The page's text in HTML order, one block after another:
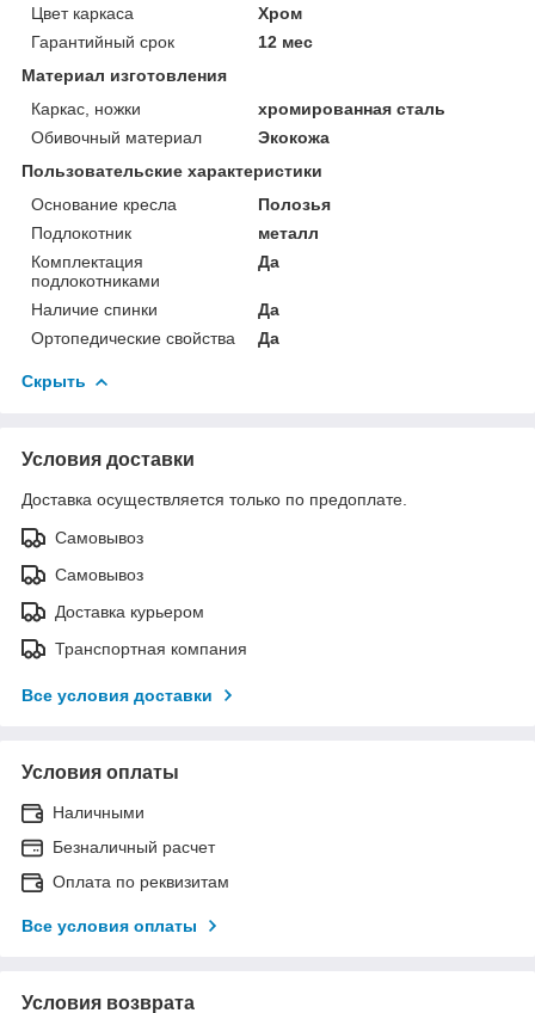
Цвет каркаса
Хром
Гарантийный срок
12 мес
Материал изготовления
Каркас, ножки
хромированная сталь
Обивочный материал
Экокожа
Пользовательские характеристики
Основание кресла
Полозья
Подлокотник
металл
Комплектация
подлокотниками
Да
Наличие спинки
Да
Ортопедические свойства
Да
Скрыть
Условия доставки
Доставка осуществляется только по предоплате.
Самовывоз
Самовывоз
Доставка курьером
Транспортная компания
Все условия доставки
Условия оплаты
Наличными
Безналичный расчет
Оплата по реквизитам
Все условия оплаты
Условия возврата